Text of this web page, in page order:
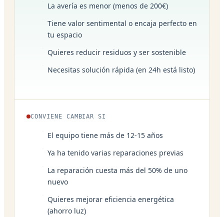
La avería es menor (menos de 200€)
Tiene valor sentimental o encaja perfecto en
tu espacio
Quieres reducir residuos y ser sostenible
Necesitas solución rápida (en 24h está listo)
CONVIENE CAMBIAR SI
El equipo tiene más de 12-15 años
Ya ha tenido varias reparaciones previas
La reparación cuesta más del 50% de uno
nuevo
Quieres mejorar eficiencia energética
(ahorro luz)